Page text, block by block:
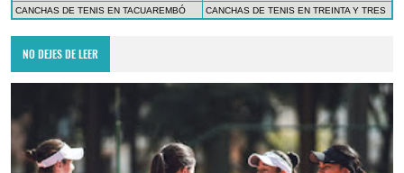
CANCHAS DE TENIS EN TACUAREMBÓ
CANCHAS DE TENIS EN TREINTA Y TRES
NO DEJES DE LEER